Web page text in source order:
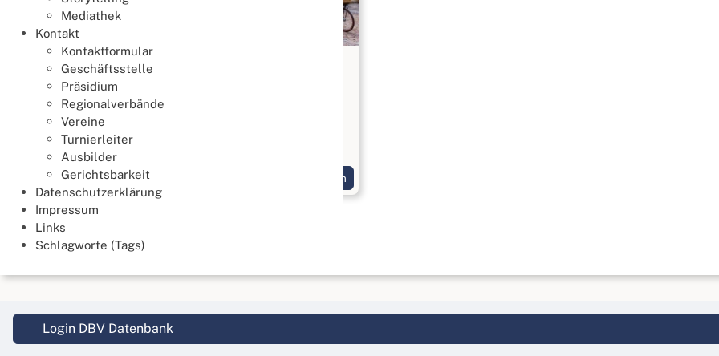
Mediathek
Kontakt
Kontaktformular
Geschäftsstelle
Präsidium
Regionalverbände
Vereine
Turnierleiter
Ausbilder
Gerichtsbarkeit
Datenschutzerklärung
Impressum
Links
Schlagworte (Tags)
JHV 2024
24. April 2024
JHV
Die JHV fand am 20. April 2024 in Münster statt.
Weiterlesen
Login DBV Datenbank